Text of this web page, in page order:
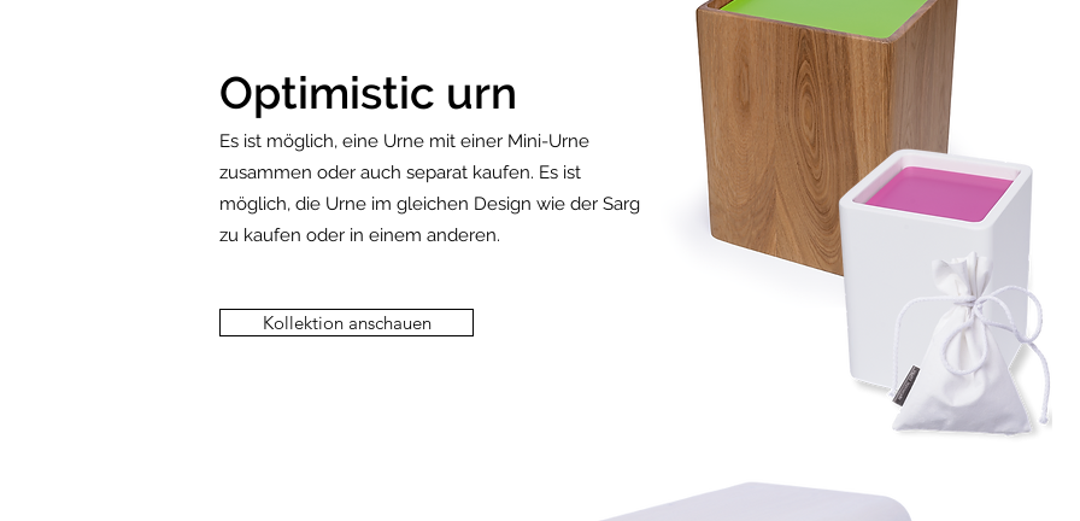
Optimistic urn
Es ist möglich, eine Urne mit einer Mini-Urne
zusammen oder auch separat kaufen. Es ist
möglich, die Urne im gleichen Design wie der Sarg
zu kaufen oder in einem anderen.
Kollektion anschauen